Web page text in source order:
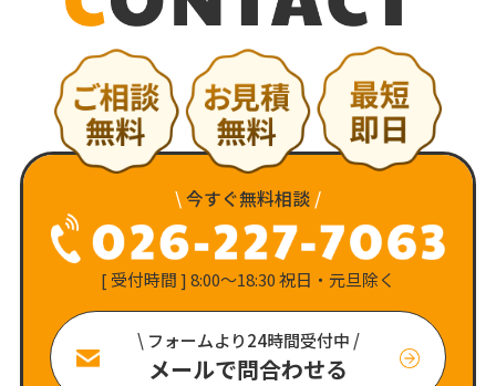
\ 今すぐ無料相談 /
[ 受付時間 ] 8:00〜18:30 祝日・元旦除く
\ フォームより24時間受付中 /
メールで問合わせる